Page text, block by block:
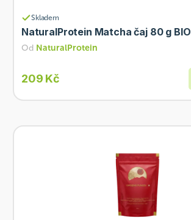
Skladem
NaturalProtein Matcha čaj 80 g BIO
Od NaturalProtein
209 Kč